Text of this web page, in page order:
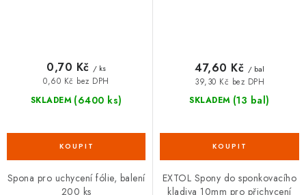
SKLADEM (6400 ks)
0,60 Kč bez DPH
0,70 Kč / ks
Spona pro uchycení fólie, balení
200 ks
SKLADEM (13 bal)
39,30 Kč bez DPH
47,60 Kč / bal
EXTOL Spony do sponkovacího
kladiva 10mm pro přichycení